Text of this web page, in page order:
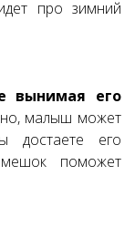
про зимний
вынимая его
малыш может
достаете его
поможет